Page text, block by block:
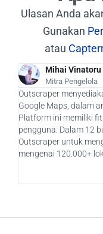
Ulasan Anda
Gunakan
atau
Mihai Vinatoru
Mitra Pengelola
Outscraper
Google Maps, dalam
Platform ini memiliki
pengguna. Dalam 12
Outscraper untuk
mengenai 120.000+